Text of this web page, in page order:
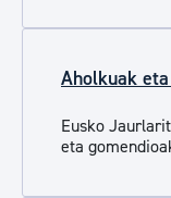
Aholkuak
Eusko
eta